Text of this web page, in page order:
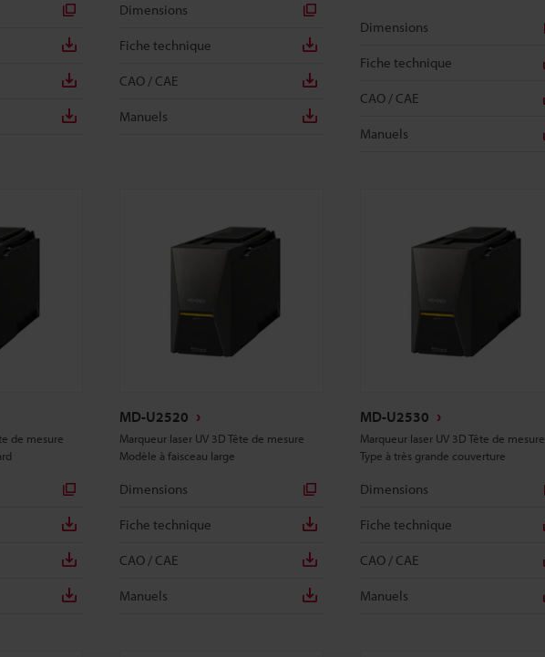
Dimensions
Fiche technique
CAO / CAE
Manuels
Dimensions
Fiche technique
CAO / CAE
Manuels
de mesure
MD-U2520
Marqueur laser UV 3D Tête de mesure
Modèle à faisceau large
Dimensions
Fiche technique
CAO / CAE
Manuels
MD-U2530
Marqueur laser UV 3D Tête de mesure
Type à très grande couverture
Dimensions
Fiche technique
CAO / CAE
Manuels